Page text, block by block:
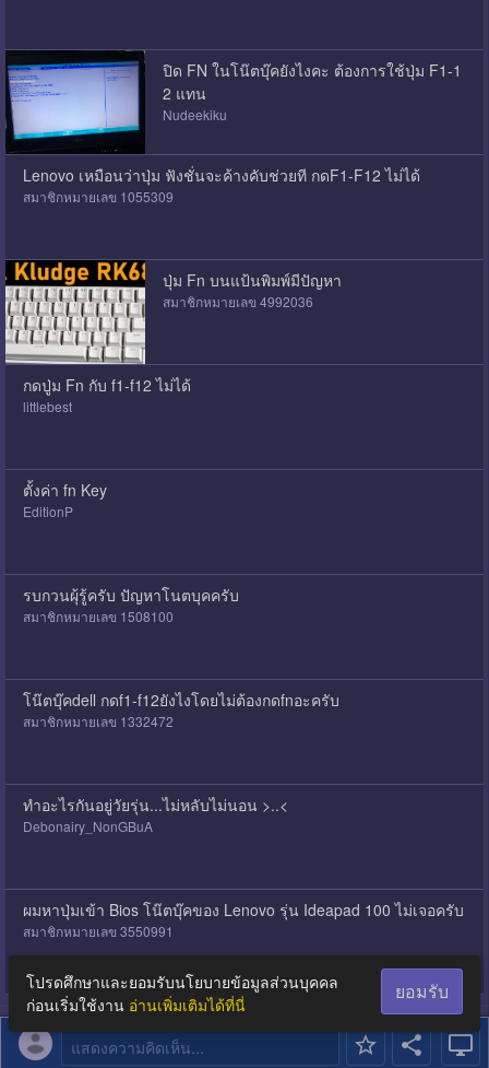
แสดงความคิดเห็น...
ปิด FN ในโน๊ตบุ๊คยังไงคะ ต้องการใช้ปุ่ม F1-1
2 แทน
Nudeekiku
Lenovo เหมือนว่าปุ่ม ฟังชั่นจะค้างคับช่วยที กดF1-F12 ไม่ได้
สมาชิกหมายเลข 1055309
ปุ่ม Fn บนแป้นพิมพ์มีปัญหา
สมาชิกหมายเลข 4992036
กดปู่ม Fn กับ f1-f12 ไม่ได้
littlebest
ตั้งค่า fn Key
EditionP
รบกวนผุ้รู้ครับ ปัญหาโนตบุคครับ
สมาชิกหมายเลข 1508100
โน๊ตบุ๊คdell กดf1-f12ยังไงโดยไม่ต้องกดfnอะครับ
สมาชิกหมายเลข 1332472
ทำอะไรกันอยู่วัยรุ่น...ไม่หลับไม่นอน >..<
Debonairy_NonGBuA
ผมหาปุ่มเข้า Bios โน๊ตบุ๊คของ Lenovo รุ่น Ideapad 100 ไม่เจอครับ
สมาชิกหมายเลข 3550991
โปรดศึกษาและยอมรับนโยบายข้อมูลส่วนบุคคล
ก่อนเริ่มใช้งาน อ่านเพิ่มเติมได้ที่นี่
ยอมรับ